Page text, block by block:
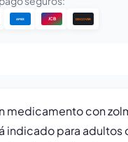
AMEX JCB DISCOVER
medicamento con
indicado para adultos